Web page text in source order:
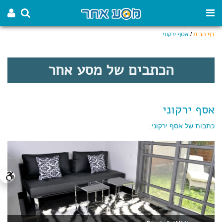
דף הבית/ אסף ירקוני
הכתבים של מסע אחר
אסף ירקוני
כתבות של אסף ירקוני: